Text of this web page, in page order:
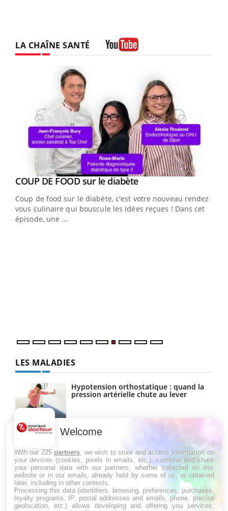
LA CHAÎNE SANTÉ
Youtube
COUP DE FOOD sur le diabèteYoutube
Coup de food sur le diabète, c'est votre nouveau rendez-
vous culinaire qui bouscule les idées reçues ! Dans cet
épisode, une ...
LES MALADIES
Hypotension orthostatique : quand la
pression artérielle chute au lever
Drépanocytose : une déformation des
globules rouges aux conséquences
Maladie de Charcot (Sclérose latérale
amyotrophique)
Welcome
With our 225 partners , we wish to store and access information on
your devices (cookies, pixels in emails, etc.), combine and share
your personal data with our partners, whether collected on this
website or in our emails, already held by some of us, or obtained
later, including in other contexts.
Processing this data (identifiers, browsing, preferences, purchases,
loyalty programs, IP, postal addresses and emails, phone, precise
geolocation, etc.) allows developing and offering you services,